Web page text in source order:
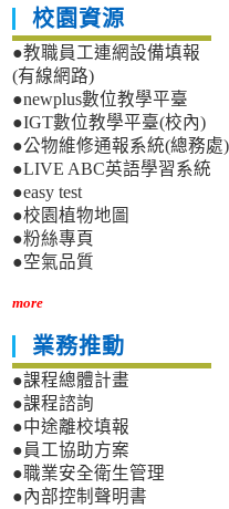
校園資源
●教職員工連網設備填報
(有線網路)
●newplus數位教學平臺
●IGT數位教學平臺(校內)
●公物維修通報系統(總務處)
●LIVE ABC英語學習系統
●easy test
●校園植物地圖
●粉絲專頁
●空氣品質
more
業務推動
●課程總體計畫
●課程諮詢
●中途離校填報
●員工協助方案
●職業安全衛生管理
●內部控制聲明書